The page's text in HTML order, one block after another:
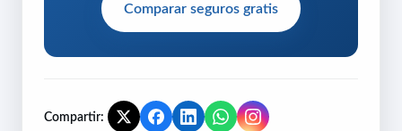
Comparar seguros gratis
Compartir: